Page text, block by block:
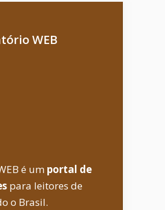
WEB
é um portal de
para leitores de
o Brasil.